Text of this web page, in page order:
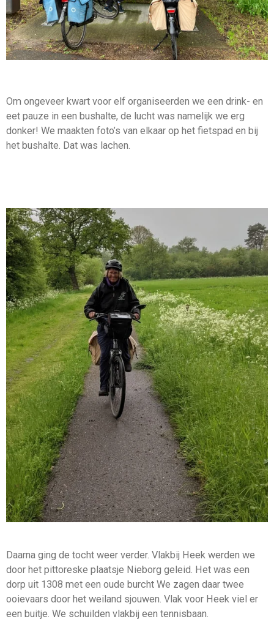
Om ongeveer kwart voor elf organiseerden we een drink- en
eet pauze in een bushalte, de lucht was namelijk we erg
donker! We maakten foto’s van elkaar op het fietspad en bij
het bushalte. Dat was lachen.
Daarna ging de tocht weer verder. Vlakbij Heek werden we
door het pittoreske plaatsje Nieborg geleid. Het was een
dorp uit 1308 met een oude burcht We zagen daar twee
ooievaars door het weiland sjouwen. Vlak voor Heek viel er
een buitje. We schuilden vlakbij een tennisbaan.